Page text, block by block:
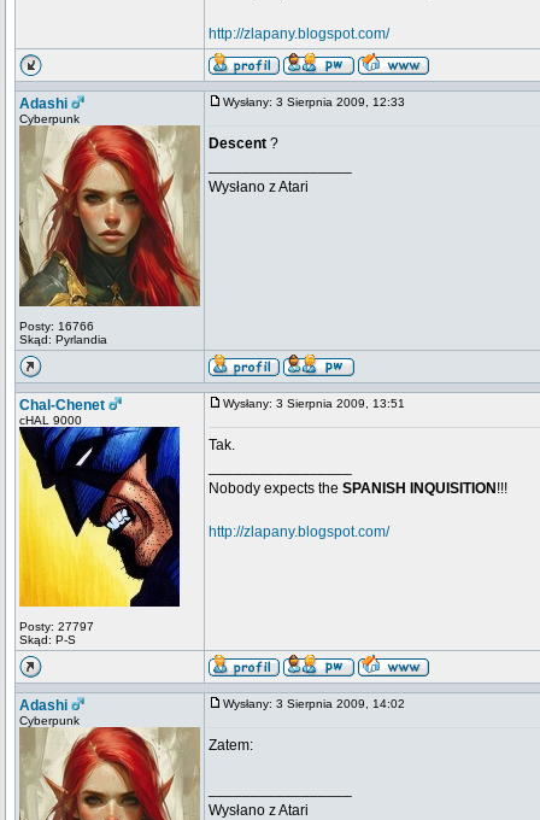
http://zlapany.blogspot.com/
Adashi
Cyberpunk
Posty: 16766
Skąd: Pyrlandia
Wysłany: 3 Sierpnia 2009, 12:33
Descent ?
Wysłano z Atari
Chal-Chenet
cHAL 9000
Posty: 27797
Skąd: P-S
Wysłany: 3 Sierpnia 2009, 13:51
Tak.
Nobody expects the SPANISH INQUISITION !!!
http://zlapany.blogspot.com/
Adashi
Cyberpunk
Wysłany: 3 Sierpnia 2009, 14:02
Zatem:
Wysłano z Atari